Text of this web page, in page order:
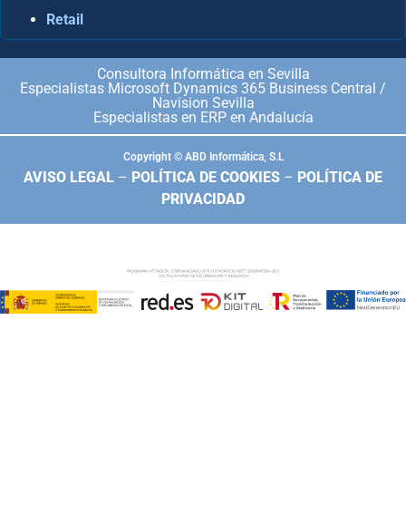
Retail
Consultora Informática en Sevilla
Especialistas Microsoft Dynamics 365 Business Central /
Navision Sevilla
Especialistas en ERP en Andalucía
Copyright © ABD Informática, S.L
AVISO LEGAL – POLÍTICA DE COOKIES – POLÍTICA DE
PRIVACIDAD